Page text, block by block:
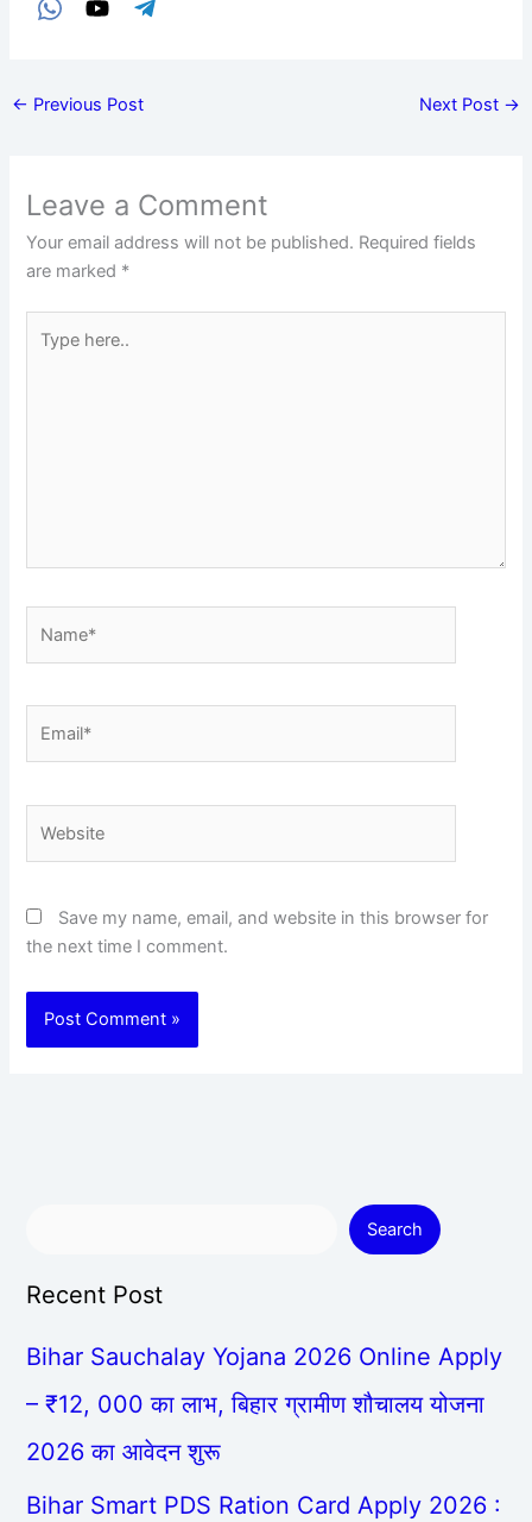
← Previous Post Next Post →
Leave a Comment
Your email address will not be published. Required fields
are marked *
here..
Save my name, email, and website in this browser for
the next time I comment.
Search
Recent Post
Bihar Sauchalay Yojana 2026 Online Apply
– ₹12, 000 का लाभ, बिहार ग्रामीण शौचालय योजना
2026 का आवेदन शुरू
Bihar Smart PDS Ration Card Apply 2026 :